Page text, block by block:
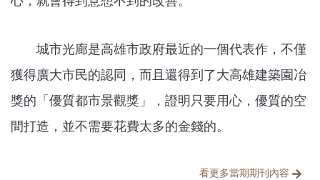
城市光廊是高雄市政府最近的一個代表作，不僅
獲得廣大市民的認同，而且還得到了大高雄建築園冶
獎的「優質都市景觀獎」，證明只要用心，優質的空
間打造，並不需要花費太多的金錢的。
看更多當期期刊內容
分享文章